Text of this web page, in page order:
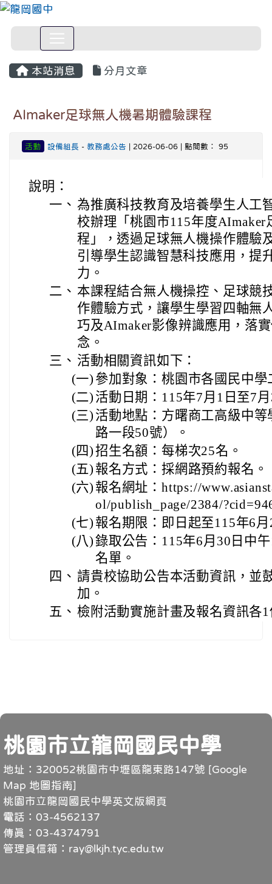
本站消息 分月文章
AImaker足球無人機暑期體驗課程
活動 設備組長 - 教務處公告 | 2026-06-06 | 點閱數： 95
說明：
一、 為推廣科技教育及培養學生人工
校辦理「桃園市115年度
程」，透過足球無人機操作體驗
引導學生認識智慧科技應用，提
力。
二、 本課程結合無人機操控、足球競
作體驗方式，讓學生學習四軸無
巧及AImaker影像辨識應用，落
念。
三、 活動相關資訊如下：
(一) 參加對象：桃園市各國民中
(二) 活動日期：115年7月1日至7
(三) 活動地點：方曙商工高級中
路一段50號）。
(四)招生名額：每梯次25名。
(五) 報名方式：採網路預約報名。
(六) 報名網址：https://
ol/publish_page/2384/
(七) 報名期限：即日起至115年6
(八)錄取公告：115年6月30日中
名單。
四、 請貴校協助公告本活動資訊，並
加。
五、 檢附活動實施計畫及報名資訊各
頁尾
桃園市立龍岡國民中學
地址：320052桃園市中壢區龍東路147號 [Google
Map 地圖指南]
桃園市立龍岡國民中學英文版網頁
電話：03-4562137
傳真：03-4374791
管理員信箱：ray@lkjh.tyc.edu.tw